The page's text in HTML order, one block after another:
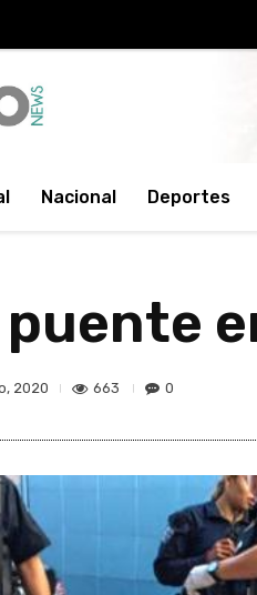
Nacional Deportes
2020 663 0